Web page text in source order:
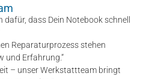
dafür, dass Dein Notebook schnell
Reparaturprozess stehen
und Erfahrung.“
– unser Werkstattteam bringt